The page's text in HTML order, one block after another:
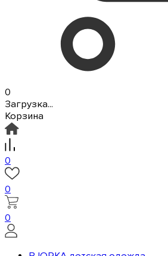
0
Загрузка...
Корзина
0
0
0